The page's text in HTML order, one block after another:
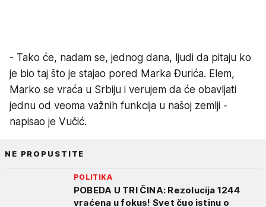
- Tako će, nadam se, jednog dana, ljudi da pitaju ko
je bio taj što je stajao pored Marka Đurića. Elem,
Marko se vraća u Srbiju i verujem da će obavljati
jednu od veoma važnih funkcija u našoj zemlji -
napisao je Vučić.
NE PROPUSTITE
POLITIKA
POBEDA U TRI ČINA: Rezolucija 1244
vraćena u fokus! Svet čuo istinu o